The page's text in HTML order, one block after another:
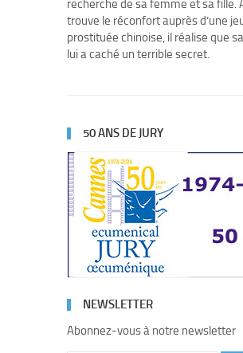
recherche de sa femme et sa fille.
trouve le réconfort auprès d’une
prostituée chinoise, il réalise que
lui a caché un terrible secret.
50 ANS DE JURY
NEWSLETTER
Abonnez-vous à notre newsletter